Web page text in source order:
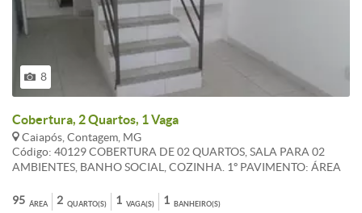
8
Cobertura, 2 Quartos, 1 Vaga
Caiapós, Contagem, MG
Código: 40129 COBERTURA DE 02 QUARTOS, SALA PARA 02
AMBIENTES, BANHO SOCIAL, COZINHA. 1º PAVIMENTO: ÁREA
VISITA! ATUALIZADO 23/06/2020 CARACTERISTICAS: Elevador
ÁREA
95 QUARTO(S)
2 VAGA(S)
1 BANHEIRO(S)
1